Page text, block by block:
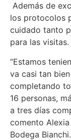
Además de
los protocolos
cuidado tanto
para las visitas.
“Estamos
va casi tan
completando
16 personas,
a tres días
comento
Bodega Bianchi.